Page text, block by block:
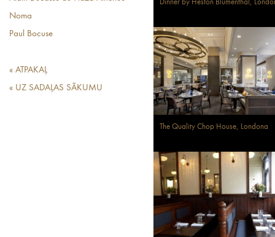
Noma
Paul Bocuse
« ATPAKAĻ
« UZ SADAĻAS SĀKUMU
Dinner by Heston Blumenthal,
The Quality Chop House, Londona